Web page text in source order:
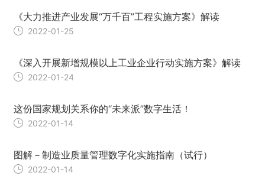
《大力推进产业发展“万千百”工程实施方案》解读
2022-01-25
《深入开展新增规模以上工业企业行动实施方案》解读
2022-01-24
这份国家规划关系你的“未来派”数字生活！
2022-01-14
图解－制造业质量管理数字化实施指南（试行）
2022-01-14